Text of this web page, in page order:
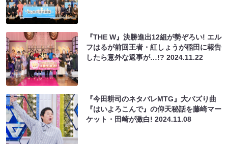
『THE W』決勝進出12組が勢ぞろい! エル
フはるが前回王者・紅しょうが稲田に報告
したら意外な返事が…!?2024.11.22
『今田耕司のネタバレMTG』大バズり曲
『はいよろこんで』の仰天秘話を藤崎マー
ケット・田崎が激白!2024.11.08